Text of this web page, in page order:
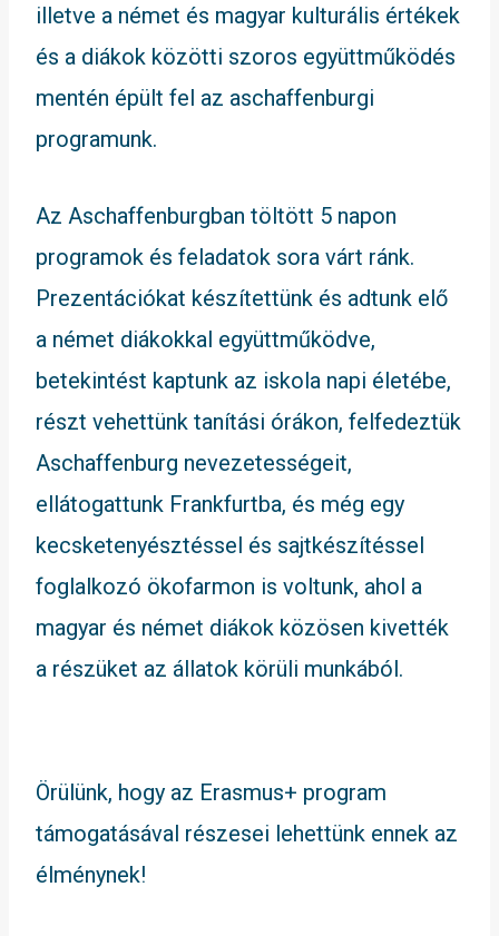
illetve a német és magyar kulturális értékek
és a diákok közötti szoros együttműködés
mentén épült fel az aschaffenburgi
programunk.
Az Aschaffenburgban töltött 5 napon
programok és feladatok sora várt ránk.
Prezentációkat készítettünk és adtunk elő
a német diákokkal együttműködve,
betekintést kaptunk az iskola napi életébe,
részt vehettünk tanítási órákon, felfedeztük
Aschaffenburg nevezetességeit,
ellátogattunk Frankfurtba, és még egy
kecsketenyésztéssel és sajtkészítéssel
foglalkozó ökofarmon is voltunk, ahol a
magyar és német diákok közösen kivették
a részüket az állatok körüli munkából.
Örülünk, hogy az Erasmus+ program
támogatásával részesei lehettünk ennek az
élménynek!